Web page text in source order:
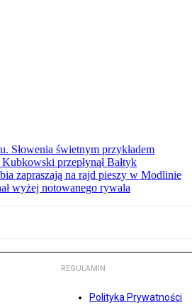
Słowenia świetnym przykładem
przepłynął Bałtyk
zapraszają na rajd pieszy w Modlinie
wyżej notowanego rywala
REGULAMIN
Polityka Prywatności